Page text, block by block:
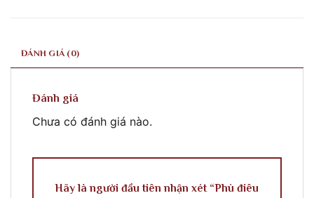
ĐÁNH GIÁ (0)
Đánh giá
Chưa có đánh giá nào.
Hãy là người đầu tiên nhận xét “Phù điêu